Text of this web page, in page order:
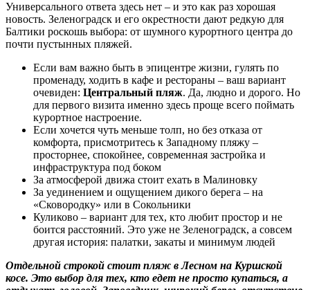
Универсального ответа здесь нет – и это как раз хорошая
новость. Зеленоградск и его окрестности дают редкую для
Балтики роскошь выбора: от шумного курортного центра до
почти пустынных пляжей.
Если вам важно быть в эпицентре жизни, гулять по
променаду, ходить в кафе и рестораны – ваш вариант
очевиден: Центральный пляж. Да, людно и дорого. Но
для первого визита именно здесь проще всего поймать
курортное настроение.
Если хочется чуть меньше толп, но без отказа от
комфорта, присмотритесь к Западному пляжу –
просторнее, спокойнее, современная застройка и
инфраструктура под боком
За атмосферой движa стоит ехать в Малиновку
За уединением и ощущением дикого берега – на
«Сковородку» или в Сокольники
Куликово – вариант для тех, кто любит простор и не
боится расстояний. Это уже не Зеленоградск, а совсем
другая история: палатки, закаты и минимум людей
Отдельной строкой стоит пляж в Лесном на Куршской
косе. Это выбор для тех, кто едет не просто купаться, а